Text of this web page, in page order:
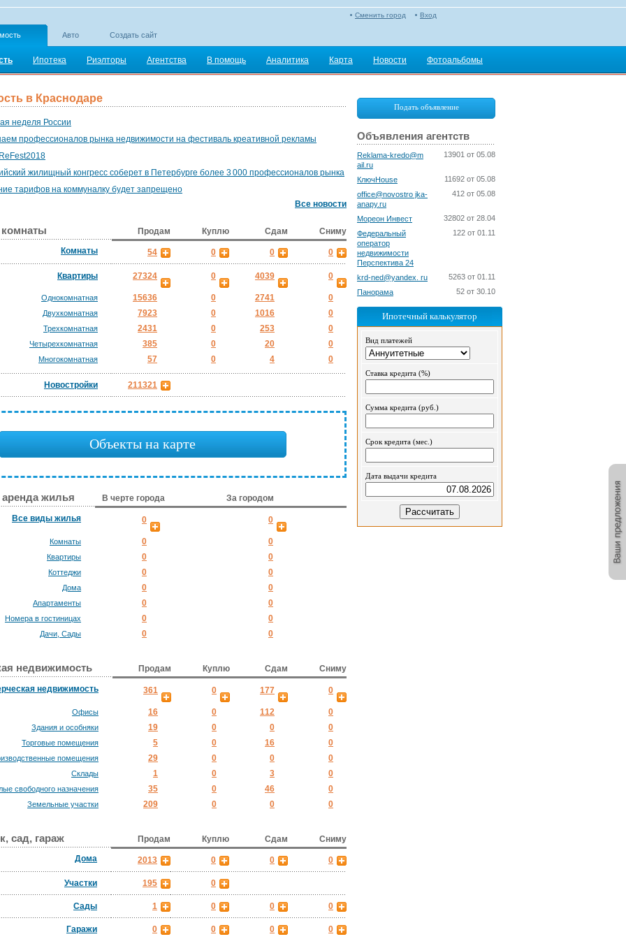
Вход
Сменить город
Авто Создать сайт
Ипотека Риэлторы Агентства В помощь Аналитика Карта Новости Фотоальбомы
в Краснодаре
неделя России
профессионалов рынка недвижимости на фестиваль креативной рекламы
жилищный конгресс соберет в Петербурге более 3 000 профессионалов рынка
тарифов на коммуналку будет запрещено
Все новости
Продам Куплю Сдам
Сниму
Комнаты
54 0 0 0
Квартиры 27324 0 4039 0
Однокомнатная 15636 0 2741 0
Двухкомнатная 7923 0 1016 0
Трехкомнатная 2431 0 253 0
Четырехкомнатная 385 0 20 0
Многокомнатная 57 0 4 0
Новостройки 211321
Объекты на карте
аренда жилья В черте города За городом
Все виды жилья 0 0
Комнаты 0 0
Квартиры 0 0
Коттеджи 0 0
Дома 0 0
Апартаменты 0 0
Номера в гостиницах 0 0
Дачи, Сады 0 0
недвижимость Продам Куплю Сдам Сниму
недвижимость 361 0 177 0
Офисы 16 0 112 0
Здания и особняки 19 0 0 0
Торговые помещения 5 0 16 0
помещения 29 0 0 0
Склады 1 0 3 0
свободного назначения 35 0 46 0
Земельные участки 209 0 0 0
сад, гараж Продам Куплю Сдам
Сниму
Дома
2013 0 0 0
Участки 195 0
Сады 1 0 0 0
Гаражи 0 0 0 0
Подать объявление
Объявления агентств
Reklama-kredo@m
ail.ru
13901 от 05.08
КлючHouse
11692 от 05.08
office@novostro jka-
anapy.ru
412 от 05.08
Мореон Инвест
32802 от 28.04
Федеральный
оператор
недвижимости
Перспектива 24
122 от 01.11
krd-ned@yandex. ru
5263 от 01.11
Панорама
52 от 30.10
Ипотечный калькулятор
Вид платежей
Ставка кредита (%)
Сумма кредита (руб.)
Срок кредита (мес.)
Дата выдачи кредита